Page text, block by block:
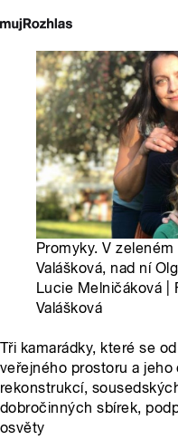
Promyky. V zeleném
Valášková, nad ní
Lucie Melničáková |
Valášková
Tři kamarádky, které se
veřejného prostoru a
rekonstrukcí,
dobročinných sbírek,
osvěty